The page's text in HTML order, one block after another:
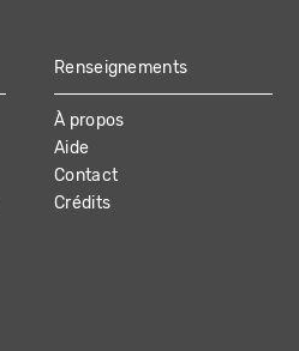
Renseignements
À propos
Aide
Contact
Crédits